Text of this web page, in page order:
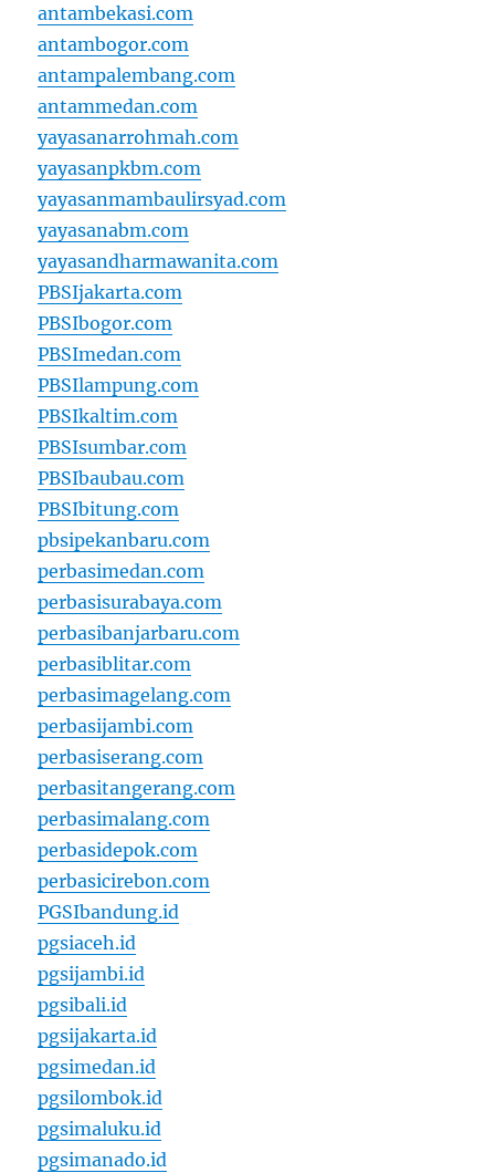
antambekasi.com
antambogor.com
antampalembang.com
antammedan.com
yayasanarrohmah.com
yayasanpkbm.com
yayasanmambaulirsyad.com
yayasanabm.com
yayasandharmawanita.com
PBSIjakarta.com
PBSIbogor.com
PBSImedan.com
PBSIlampung.com
PBSIkaltim.com
PBSIsumbar.com
PBSIbaubau.com
PBSIbitung.com
pbsipekanbaru.com
perbasimedan.com
perbasisurabaya.com
perbasibanjarbaru.com
perbasiblitar.com
perbasimagelang.com
perbasijambi.com
perbasiserang.com
perbasitangerang.com
perbasimalang.com
perbasidepok.com
perbasicirebon.com
PGSIbandung.id
pgsiaceh.id
pgsijambi.id
pgsibali.id
pgsijakarta.id
pgsimedan.id
pgsilombok.id
pgsimaluku.id
pgsimanado.id